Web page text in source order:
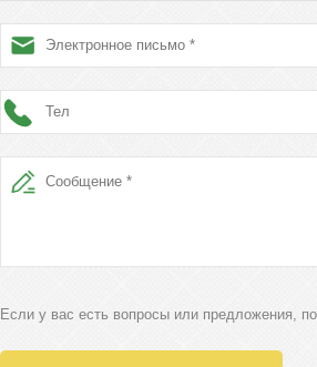
Если у вас есть вопросы или предложения,